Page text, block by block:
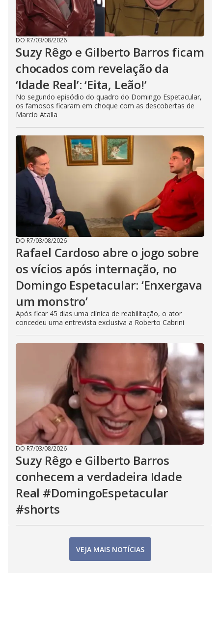
DO R7/03/08/2026
Suzy Rêgo e Gilberto Barros ficam
chocados com revelação da
‘Idade Real’: ‘Eita, Leão!’
No segundo episódio do quadro do Domingo Espetacular,
os famosos ficaram em choque com as descobertas de
Marcio Atalla
DO R7/03/08/2026
Rafael Cardoso abre o jogo sobre
os vícios após internação, no
Domingo Espetacular: ‘Enxergava
um monstro’
Após ficar 45 dias uma clínica de reabilitação, o ator
concedeu uma entrevista exclusiva a Roberto Cabrini
DO R7/03/08/2026
Suzy Rêgo e Gilberto Barros
conhecem a verdadeira Idade
Real #DomingoEspetacular
#shorts
VEJA MAIS NOTÍCIAS